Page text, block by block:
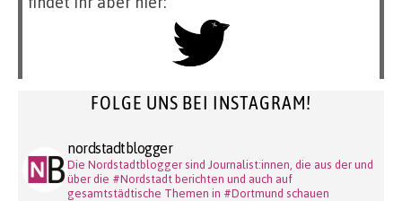
FOLGE UNS BEI INSTAGRAM!
nordstadtblogger
Die Nordstadtblogger sind Journalist:innen, die aus der und
über die #Nordstadt berichten und auch auf
gesamtstädtische Themen in #Dortmund schauen